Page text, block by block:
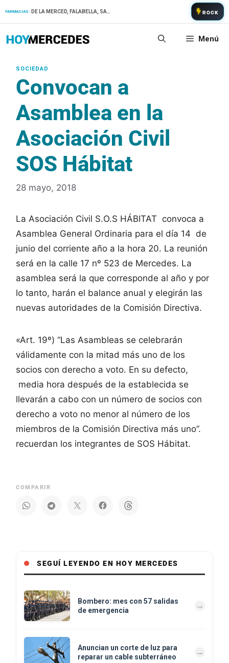
FARMACIAS: ROCK
Menú
Convocan a
Asamblea en la
Asociación Civil
SOS Hábitat
28 mayo, 2018
La Asociación Civil S.O.S HÁBITAT convoca a
Asamblea General Ordinaria para el día 14 de
junio del corriente año a la hora 20. La reunión
será en la calle 17 nº 523 de Mercedes. La
asamblea será la que corresponde al año y por
lo tanto, harán el balance anual y elegirán las
nuevas autoridades de la Comisión Directiva.
«Art. 19º) “Las Asambleas se celebrarán
válidamente con la mitad más uno de los
socios con derecho a voto. En su defecto,
media hora después de la establecida se
llevarán a cabo con un número de socios con
derecho a voto no menor al número de los
miembros de la Comisión Directiva más uno”.
recuerdan los integrantes de SOS Hábitat.
COMPARIR
SEGUÍ LEYENDO EN HOY MERCEDES
Bombero: mes con 57 salidas
de emergencia
Anuncian un corte de luz para
reparar un cable subterráneo